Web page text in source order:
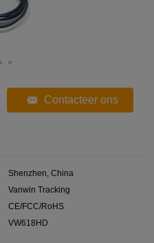
Contacteer ons
Shenzhen, China
Vanwin Tracking
CE/FCC/RoHS
VW618HD